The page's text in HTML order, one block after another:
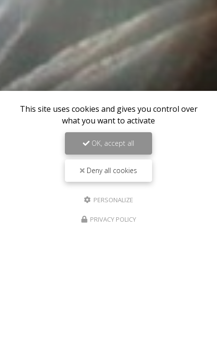
This site uses cookies and gives you control over
what you want to activate
OK, accept all
Deny all cookies
PERSONALIZE
PRIVACY POLICY